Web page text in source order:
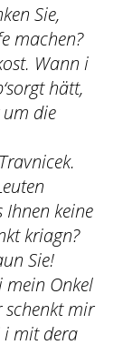
Sie,
machen?
Wann i
hätt,
um die
Ihnen keine
kriagn?
Sie!
mein Onkel
schenkt mir
i mit dera